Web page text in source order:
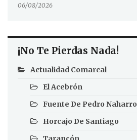
06/08/2026
¡No Te Pierdas Nada!
Actualidad Comarcal
El Acebrón
Fuente De Pedro Naharro
Horcajo De Santiago